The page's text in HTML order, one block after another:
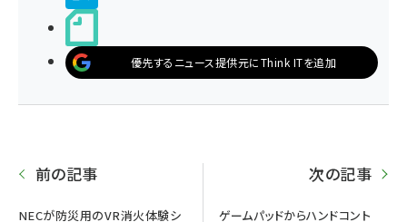
優先するニュース提供元にThink ITを追加
前の記事
NECが防災用のVR消火体験シ
次の記事
ゲームパッドからハンドコント